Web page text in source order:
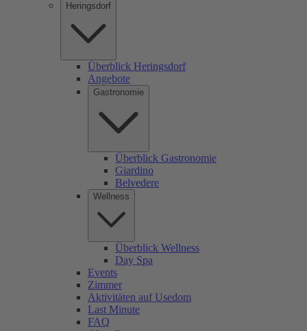
Heringsdorf
Überblick Heringsdorf
Angebote
Gastronomie
Überblick Gastronomie
Giardino
Belvedere
Wellness
Überblick Wellness
Day Spa
Events
Zimmer
Aktivitäten auf Usedom
Last Minute
FAQ